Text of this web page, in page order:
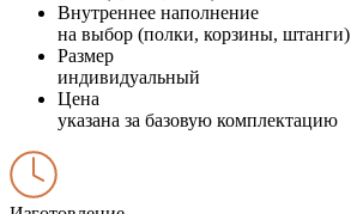
Внутреннее наполнение
на выбор (полки, корзины, штанги)
Размер
индивидуальный
Цена
указана за базовую комплектацию